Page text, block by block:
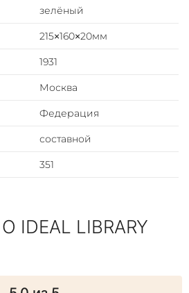
зелёный
215×160×20мм
1931
Москва
Федерация
составной
351
LIBRARY